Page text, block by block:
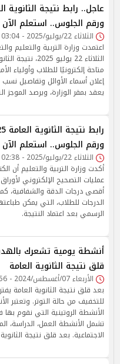
ورقم الجلوس.. استعلم الآن
الثلاثاء 22/يوليو/2025 - 03:04 م
اعتمدت وزارة التربية والتعليم
الثلاثاء 22 يوليو
متاحة إلكترونيًا للطلاب وأولياء
إعلان أسماء الأوائل وتفاصيل
يعقد بمقر الوزارة، ويرصد الموجز
ورقم الجلوس.. استعلم الآن
الثلاثاء 22/يوليو/2025 - 02:38 م
أكدت وزارة التربية والتعليم أن
عمليات التصحيح الإلكتروني
أقصى درجات الدقة والشفافية،
الدرجات للطلاب، التي يمكن
الرسمي بعد اعتماد النتيجة.
أنشطة يومية تشعرك
قلق نتيجة الثانوية العامة
الأربعاء 07/أغسطس/2024 - 09:56 م
بعد قلق نتيجة الثانوية العامة
للتخفيف من حالة التوتر. وتعتبر
الأنشطة الروتينية التي نقوم بها
تشمل الأنشطة العمل، الدراسة،
الاجتماعية. بعد قلق نتيجة